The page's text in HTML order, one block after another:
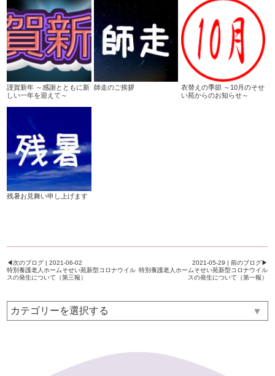
謹賀新年 ～感謝とともに新
しい一年を迎えて～
師走のご挨拶
衣替えの季節 ～10月のそせ
い苑からのお知らせ～
残暑お見舞い申し上げます
◀次のブログ | 2021-06-02
特別養護老人ホームそせい苑新型コロナウイル
スの発生について（第三報）
2021-05-29 | 前のブログ▶
特別養護老人ホームそせい苑新型コロナウイル
スの発生について（第一報）
▼